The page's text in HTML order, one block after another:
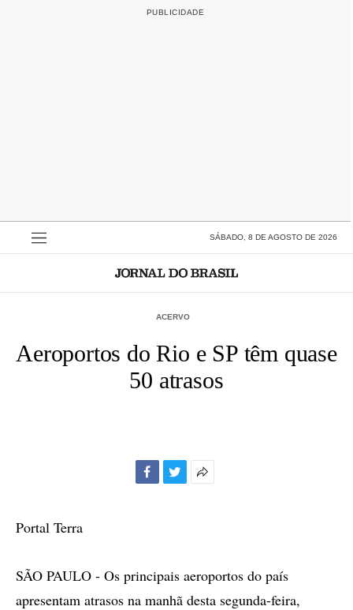
SÁBADO, 8 DE AGOSTO DE 2026
ACERVO
Aeroportos do Rio e SP têm quase
50 atrasos
Portal Terra
SÃO PAULO - Os principais aeroportos do país
apresentam atrasos na manhã desta segunda-feira,